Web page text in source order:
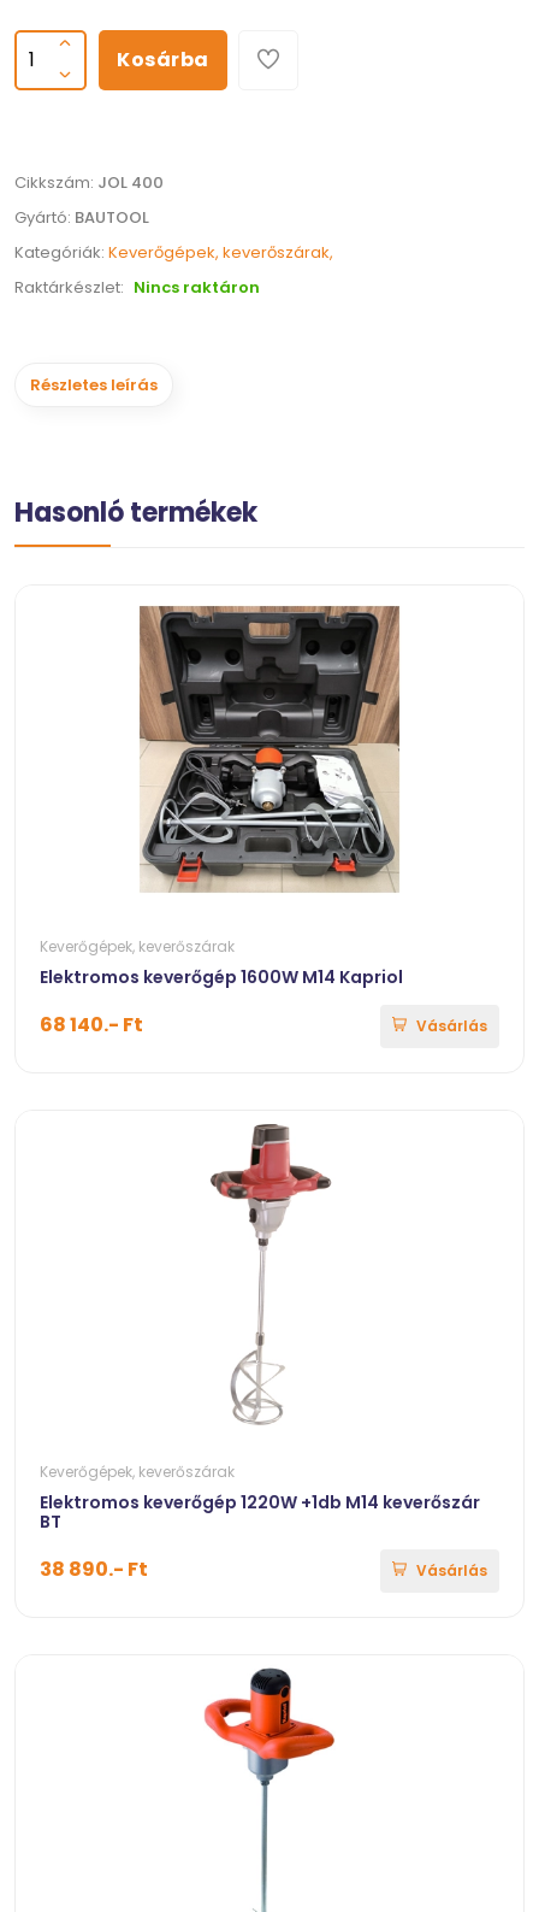
Kosárba
Cikkszám: JOL 400
Gyártó: BAUTOOL
Kategóriák: Keverőgépek, keverőszárak,
Raktárkészlet: Nincs raktáron
Részletes leírás
Hasonló termékek
Keverőgépek, keverőszárak
Elektromos keverőgép 1600W M14 Kapriol
68 140.- Ft Vásárlás
Keverőgépek, keverőszárak
Elektromos keverőgép 1220W +1db M14 keverőszár
BT
38 890.- Ft Vásárlás